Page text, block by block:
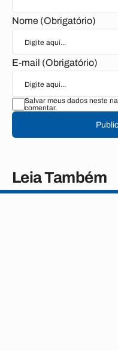
Nome (Obrigatório)
E-mail (Obrigatório)
Salvar meus dados neste
comentar.
Leia Também